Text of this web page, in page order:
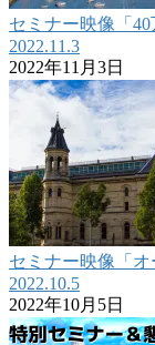
セミナー映像「
2022.11.3
2022年11月3日
セミナー映像「オ
2022.10.5
2022年10月5日